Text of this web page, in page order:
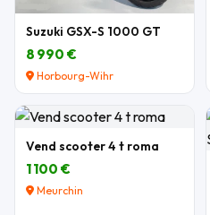
Suzuki GSX-S 1000 GT
8 990 €
Horbourg-Wihr
Vend scooter 4 t roma
1 100 €
Meurchin